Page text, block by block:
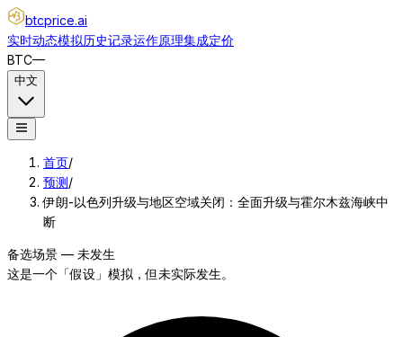
btcprice.ai
实时动态模拟历史记录运作原理集成定价
BTC—
中文
首页/
预测/
伊朗-以色列升级与地区空域关闭：全面升级与霍尔木兹海峡中
断
备选场景 — 未发生
这是一个「假设」模拟，但未实际发生。